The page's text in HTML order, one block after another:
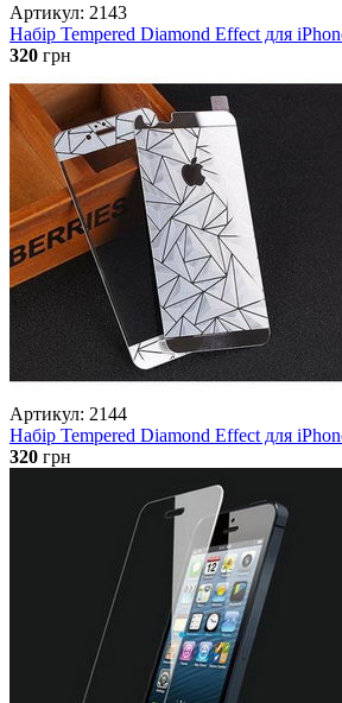
Артикул: 2143
Набір Tempered Diamond Effect для
320 грн
Артикул: 2144
Набір Tempered Diamond Effect для
320 грн